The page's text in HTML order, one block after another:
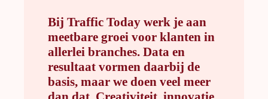
Bij Traffic Today werk je aan
meetbare groei voor klanten in
allerlei branches. Data en
resultaat vormen daarbij de
basis, maar we doen veel meer